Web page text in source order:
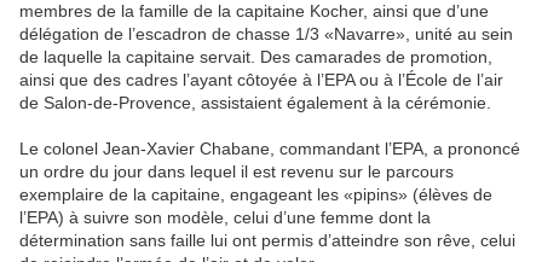
membres de la famille de la capitaine Kocher, ainsi que d’une
délégation de l’escadron de chasse 1/3 «Navarre», unité au sein
de laquelle la capitaine servait. Des camarades de promotion,
ainsi que des cadres l’ayant côtoyée à l’EPA ou à l’École de l’air
de Salon-de-Provence, assistaient également à la cérémonie.
Le colonel Jean-Xavier Chabane, commandant l’EPA, a prononcé
un ordre du jour dans lequel il est revenu sur le parcours
exemplaire de la capitaine, engageant les «pipins» (élèves de
l’EPA) à suivre son modèle, celui d’une femme dont la
détermination sans faille lui ont permis d’atteindre son rêve, celui